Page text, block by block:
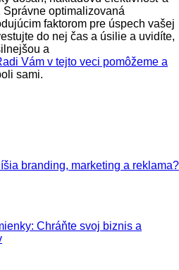
optimalizovaná
faktorom pre úspech vašej
do nej čas a úsilie a uvidíte,
a
Vám v tejto veci pomôžeme a
sami.
branding, marketing a reklama?
Chráňte svoj biznis a